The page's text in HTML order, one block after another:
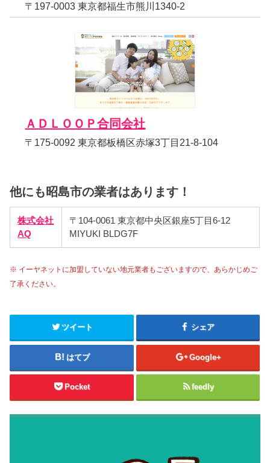
〒197-0003 東京都福生市熊川1340-2
ＡＤＬＯＯＰ合同会社
〒175-0092 東京都板橋区赤塚3丁目21-8-104
他にも昭島市の業者はあります！
株式会社
AQ
〒104-0061 東京都中央区銀座5丁目6-12
MIYUKI BLDG7F
※ イーヤネットに加盟していない地元業者もございますので、あらかじめご
了承ください。
ツイート シェア
はてブ Google+
Pocket feedly